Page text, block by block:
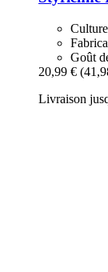
Goût
20,99 €
Livraison